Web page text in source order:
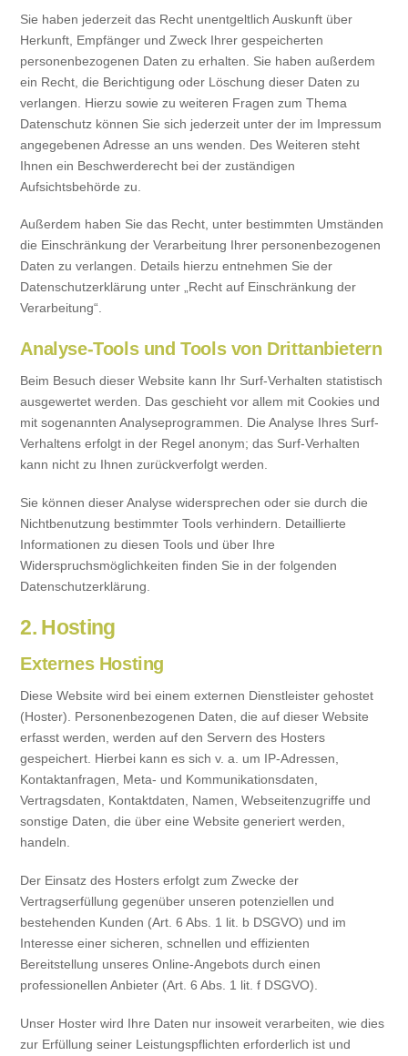
Sie haben jederzeit das Recht unentgeltlich Auskunft über
Herkunft, Empfänger und Zweck Ihrer gespeicherten
personenbezogenen Daten zu erhalten. Sie haben außerdem
ein Recht, die Berichtigung oder Löschung dieser Daten zu
verlangen. Hierzu sowie zu weiteren Fragen zum Thema
Datenschutz können Sie sich jederzeit unter der im Impressum
angegebenen Adresse an uns wenden. Des Weiteren steht
Ihnen ein Beschwerderecht bei der zuständigen
Aufsichtsbehörde zu.
Außerdem haben Sie das Recht, unter bestimmten Umständen
die Einschränkung der Verarbeitung Ihrer personenbezogenen
Daten zu verlangen. Details hierzu entnehmen Sie der
Datenschutzerklärung unter „Recht auf Einschränkung der
Verarbeitung“.
Analyse-Tools und Tools von Drittanbietern
Beim Besuch dieser Website kann Ihr Surf-Verhalten statistisch
ausgewertet werden. Das geschieht vor allem mit Cookies und
mit sogenannten Analyseprogrammen. Die Analyse Ihres Surf-
Verhaltens erfolgt in der Regel anonym; das Surf-Verhalten
kann nicht zu Ihnen zurückverfolgt werden.
Sie können dieser Analyse widersprechen oder sie durch die
Nichtbenutzung bestimmter Tools verhindern. Detaillierte
Informationen zu diesen Tools und über Ihre
Widerspruchsmöglichkeiten finden Sie in der folgenden
Datenschutzerklärung.
2. Hosting
Externes Hosting
Diese Website wird bei einem externen Dienstleister gehostet
(Hoster). Personenbezogenen Daten, die auf dieser Website
erfasst werden, werden auf den Servern des Hosters
gespeichert. Hierbei kann es sich v. a. um IP-Adressen,
Kontaktanfragen, Meta- und Kommunikationsdaten,
Vertragsdaten, Kontaktdaten, Namen, Webseitenzugriffe und
sonstige Daten, die über eine Website generiert werden,
handeln.
Der Einsatz des Hosters erfolgt zum Zwecke der
Vertragserfüllung gegenüber unseren potenziellen und
bestehenden Kunden (Art. 6 Abs. 1 lit. b DSGVO) und im
Interesse einer sicheren, schnellen und effizienten
Bereitstellung unseres Online-Angebots durch einen
professionellen Anbieter (Art. 6 Abs. 1 lit. f DSGVO).
Unser Hoster wird Ihre Daten nur insoweit verarbeiten, wie dies
zur Erfüllung seiner Leistungspflichten erforderlich ist und